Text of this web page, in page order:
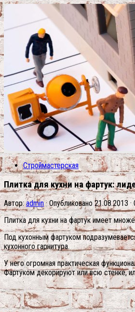
Строймастерская
Плитка для кухни на фартук:
Автор:admin · Опубликовано21.08.2013·
Плитка для кухни на фартук имеет
Под кухонным фартуком
кухонного гарнитура.
У него огромная практическая
Фартуком декорируют или всю стенке,